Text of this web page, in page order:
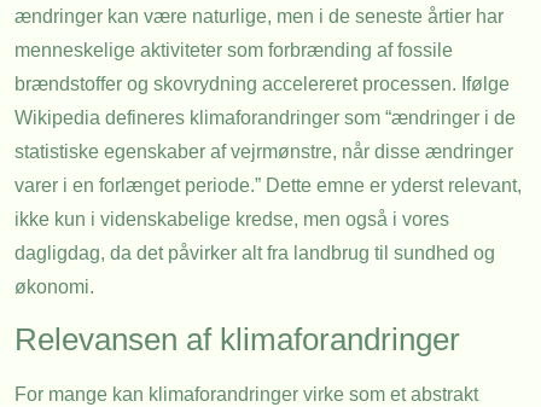
ændringer kan være naturlige, men i de seneste årtier har
menneskelige aktiviteter som forbrænding af fossile
brændstoffer og skovrydning accelereret processen. Ifølge
Wikipedia defineres klimaforandringer som “ændringer i de
statistiske egenskaber af vejrmønstre, når disse ændringer
varer i en forlænget periode.” Dette emne er yderst relevant,
ikke kun i videnskabelige kredse, men også i vores
dagligdag, da det påvirker alt fra landbrug til sundhed og
økonomi.
Relevansen af klimaforandringer
For mange kan klimaforandringer virke som et abstrakt